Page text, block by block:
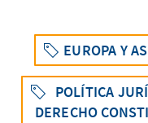
EUROPA Y
POLÍTICA
DERECHO